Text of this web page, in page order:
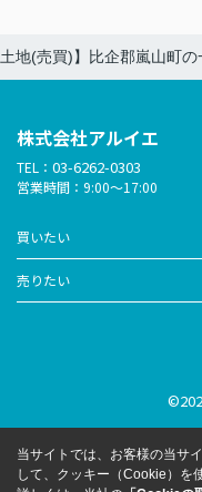
地(売買)】比企郡嵐山町の
株式会社アルイエ
TEL： 03-6262-0303
営業時間：9:00～17:00
買いたい
売りたい
当サイトでは、お客様の当サ
して、クッキー（Cookie）を